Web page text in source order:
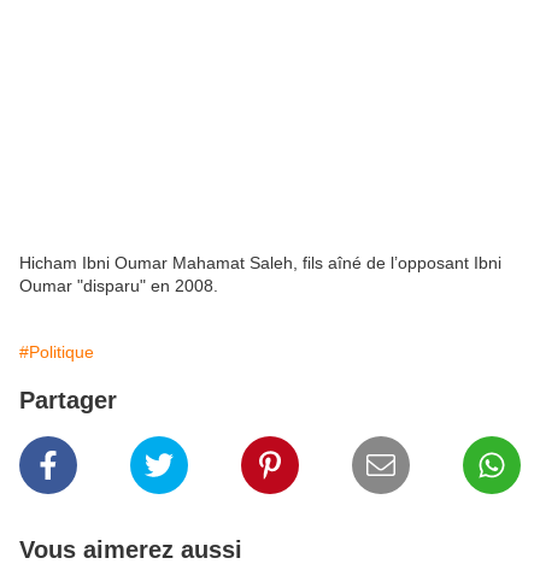
Hicham Ibni Oumar Mahamat Saleh, fils aîné de l’opposant Ibni
Oumar "disparu" en 2008.
#Politique
Partager
Vous aimerez aussi